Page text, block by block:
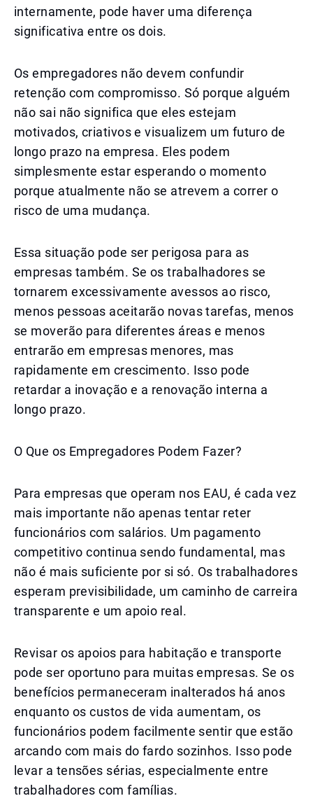
internamente, pode haver uma diferença
significativa entre os dois.
Os empregadores não devem confundir
retenção com compromisso. Só porque alguém
não sai não significa que eles estejam
motivados, criativos e visualizem um futuro de
longo prazo na empresa. Eles podem
simplesmente estar esperando o momento
porque atualmente não se atrevem a correr o
risco de uma mudança.
Essa situação pode ser perigosa para as
empresas também. Se os trabalhadores se
tornarem excessivamente avessos ao risco,
menos pessoas aceitarão novas tarefas, menos
se moverão para diferentes áreas e menos
entrarão em empresas menores, mas
rapidamente em crescimento. Isso pode
retardar a inovação e a renovação interna a
longo prazo.
O Que os Empregadores Podem Fazer?
Para empresas que operam nos EAU, é cada vez
mais importante não apenas tentar reter
funcionários com salários. Um pagamento
competitivo continua sendo fundamental, mas
não é mais suficiente por si só. Os trabalhadores
esperam previsibilidade, um caminho de carreira
transparente e um apoio real.
Revisar os apoios para habitação e transporte
pode ser oportuno para muitas empresas. Se os
benefícios permaneceram inalterados há anos
enquanto os custos de vida aumentam, os
funcionários podem facilmente sentir que estão
arcando com mais do fardo sozinhos. Isso pode
levar a tensões sérias, especialmente entre
trabalhadores com famílias.